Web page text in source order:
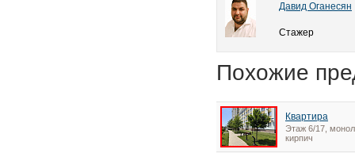
Давид Оганесян
Стажер
Похожие
Квартира
Этаж 6/17,
кирпич